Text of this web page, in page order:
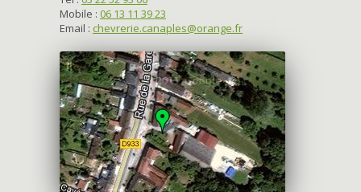
Mobile : 06 13 11 39 23
Email : chevrerie.canaples@orange.fr